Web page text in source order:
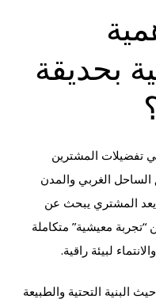
بحديقة
تفضيلات المشترين
الغربي والمدن
يعد المشتري يبحث عن
معيشية” متكاملة
لبيئة راقية.
البنية التحتية والطبيعة